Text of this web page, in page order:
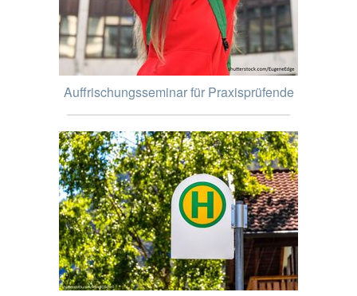
Auffrischungsseminar für Praxisprüfende